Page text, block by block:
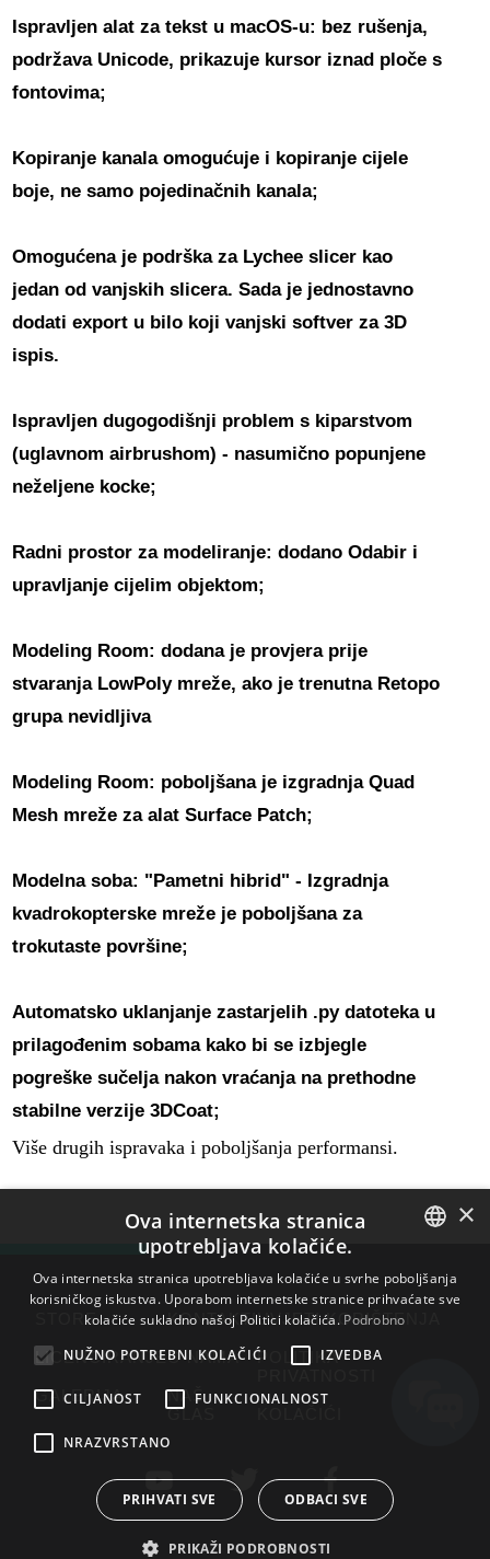
Ispravljen alat za tekst u macOS-u: bez rušenja,
podržava Unicode, prikazuje kursor iznad ploče s
fontovima;
Kopiranje kanala omogućuje i kopiranje cijele
boje, ne samo pojedinačnih kanala;
Omogućena je podrška za Lychee slicer kao
jedan od vanjskih slicera. Sada je jednostavno
dodati export u bilo koji vanjski softver za 3D
ispis.
Ispravljen dugogodišnji problem s kiparstvom
(uglavnom airbrushom) - nasumično popunjene
neželjene kocke;
Radni prostor za modeliranje: dodano Odabir i
upravljanje cijelim objektom;
Modeling Room: dodana je provjera prije
stvaranja LowPoly mreže, ako je trenutna Retopo
grupa nevidljiva
Modeling Room: poboljšana je izgradnja Quad
Mesh mreže za alat Surface Patch;
Modelna soba: "Pametni hibrid" - Izgradnja
kvadrokopterske mreže je poboljšana za
trokutaste površine;
Automatsko uklanjanje zastarjelih .py datoteka u
prilagođenim sobama kako bi se izbjegle
pogreške sučelja nakon vraćanja na prethodne
stabilne verzije 3DCoat;
Više drugih ispravaka i poboljšanja performansi.
STORE
LICENCIRANJE
GALERIJA
KONTAKTI
O NAMA
NAŠ
GLAS
UVJETI KORIŠTENJA
POLITIKA
ENGLISH
ESTONIAN
×
Ova internetska stranica
upotrebljava kolačiće.
Ova internetska stranica upotrebljava kolačiće u svrhe poboljšanja
korisničkog iskustva. Uporabom internetske stranice prihvaćate sve
kolačiće sukladno našoj Politici kolačića. Podrobno
NUŽNO POTREBNI KOLAČIĆI
IZVEDBA
CILJANOST FUNKCIONALNOST
NRAZVRSTANO
PRIHVATI SVE ODBACI SVE
PRIKAŽI PODROBNOSTI